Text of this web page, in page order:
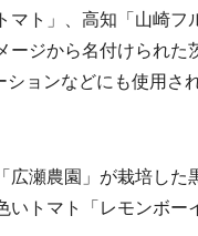
マト」、高知「山崎
ージから名付けられ
ョンなどにも使用さ
瀬農園」が栽培した
いトマト「レモンボ